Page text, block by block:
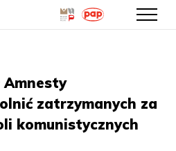
treści
Amnesty
zatrzymanych za
komunistycznych